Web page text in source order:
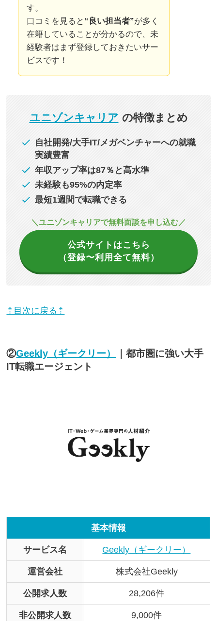
す。
口コミを見ると “良い担当者”が多く
在籍していることが分かるので、未
経験者はまず登録しておきたいサー
ビスです！
ユニゾンキャリア の特徴まとめ
自社開発/大手IT/メガベンチャーへの就職
実績豊富
年収アップ率は87％と高水準
未経験も95%の内定率
最短1週間で転職できる
＼ユニゾンキャリアで無料面談を申し込む／
公式サイトはこちら
（登録〜利用全て無料）
⇡目次に戻る⇡
②Geekly（ギークリー）
｜都市圏に強い大手
IT転職エージェント
基本情報
サービス名 Geekly（ギークリー）
運営会社 株式会社Geekly
公開求人数 28,206件
非公開求人数 9,000件